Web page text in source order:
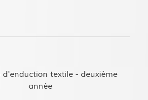
d'enduction textile - deuxième
année